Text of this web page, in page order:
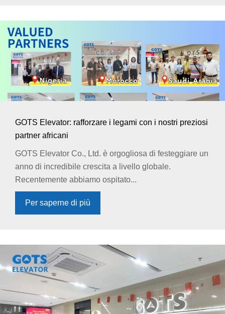
GOTS Elevator: rafforzare i legami con i nostri preziosi
partner africani
GOTS Elevator Co., Ltd. è orgogliosa di festeggiare un
anno di incredibile crescita a livello globale.
Recentemente abbiamo ospitato...
Per saperne di più